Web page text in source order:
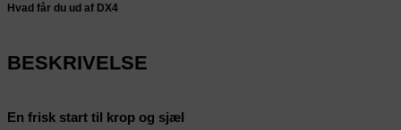
Hvad får du ud af DX4
BESKRIVELSE
En frisk start til krop og sjæl